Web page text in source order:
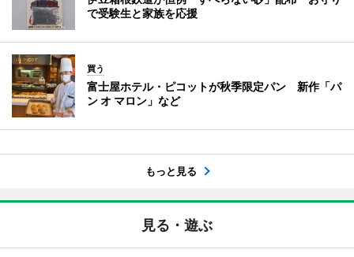
で受験生と家族を応援
買う
富士屋ホテル・ピコットが秋季限定パン 新作「パ
ン オ マロン」など
もっと見る
見る・遊ぶ